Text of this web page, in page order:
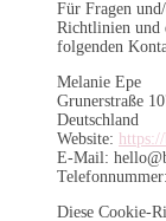
Für Fragen
Richtlinien und
folgenden
Melanie Epe
Grunerstraße
Deutschland
Website:
E-Mail: hello@
Diese Cookie-